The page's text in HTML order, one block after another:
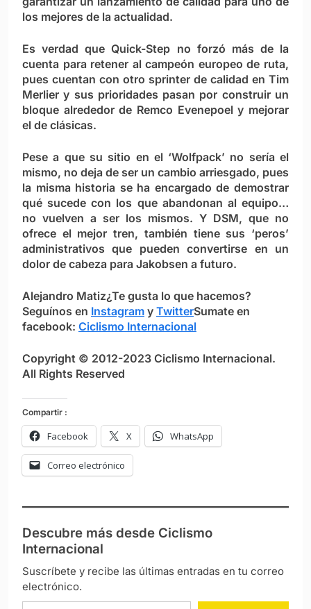
los mejores de la actualidad.
Es verdad que Quick-Step no forzó más de la
cuenta para retener al campeón europeo de ruta,
pues cuentan con otro sprinter de calidad en Tim
Merlier y sus prioridades pasan por construir un
bloque alrededor de Remco Evenepoel y mejorar
el de clásicas.
Pese a que su sitio en el ‘Wolfpack’ no sería el
mismo, no deja de ser un cambio arriesgado, pues
la misma historia se ha encargado de demostrar
qué sucede con los que abandonan al equipo…
no vuelven a ser los mismos. Y DSM, que no
ofrece el mejor tren, también tiene sus ‘peros’
administrativos que pueden convertirse en un
dolor de cabeza para Jakobsen a futuro.
Alejandro Matiz¿Te gusta lo que hacemos?
Seguínos en Instagram y TwitterSumate en
facebook: Ciclismo Internacional
Copyright © 2012-2023 Ciclismo Internacional.
All Rights Reserved
Compartir :
Facebook X WhatsApp
Correo electrónico
Descubre más desde Ciclismo
Internacional
Suscríbete y recibe las últimas entradas en tu correo
electrónico.
Escribe tu correo electrónico…